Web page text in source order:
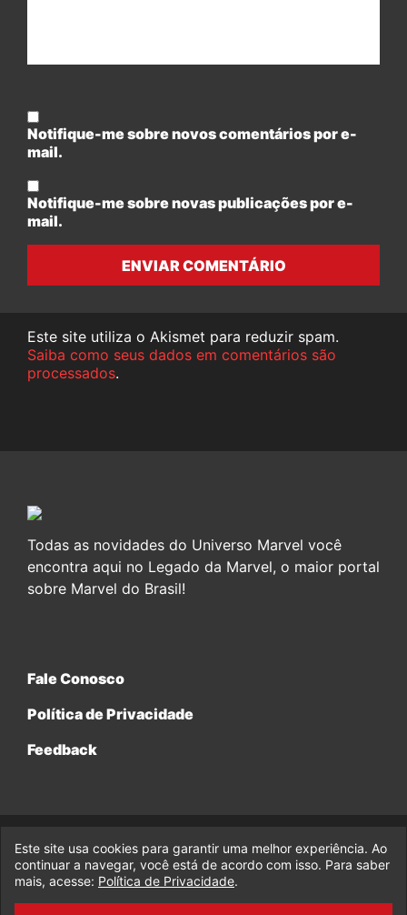
Notifique-me sobre novos comentários por e-
mail.
Notifique-me sobre novas publicações por e-
mail.
ENVIAR COMENTÁRIO
Este site utiliza o Akismet para reduzir spam.
Saiba como seus dados em comentários são
processados.
Todas as novidades do Universo Marvel você
encontra aqui no Legado da Marvel, o maior portal
sobre Marvel do Brasil!
Fale Conosco
Política de Privacidade
Feedback
© 2017-2026 Legado da Marvel, uma empresa da Legado
Enterprises.
fabiolobo
Este site usa cookies para garantir uma melhor experiência. Ao
continuar a navegar, você está de acordo com isso. Para saber
mais, acesse: Política de Privacidade.